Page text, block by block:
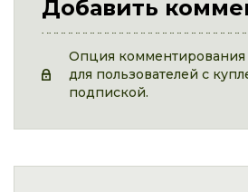
Добавить
Опция комментирования
для пользователей с
подпиской.